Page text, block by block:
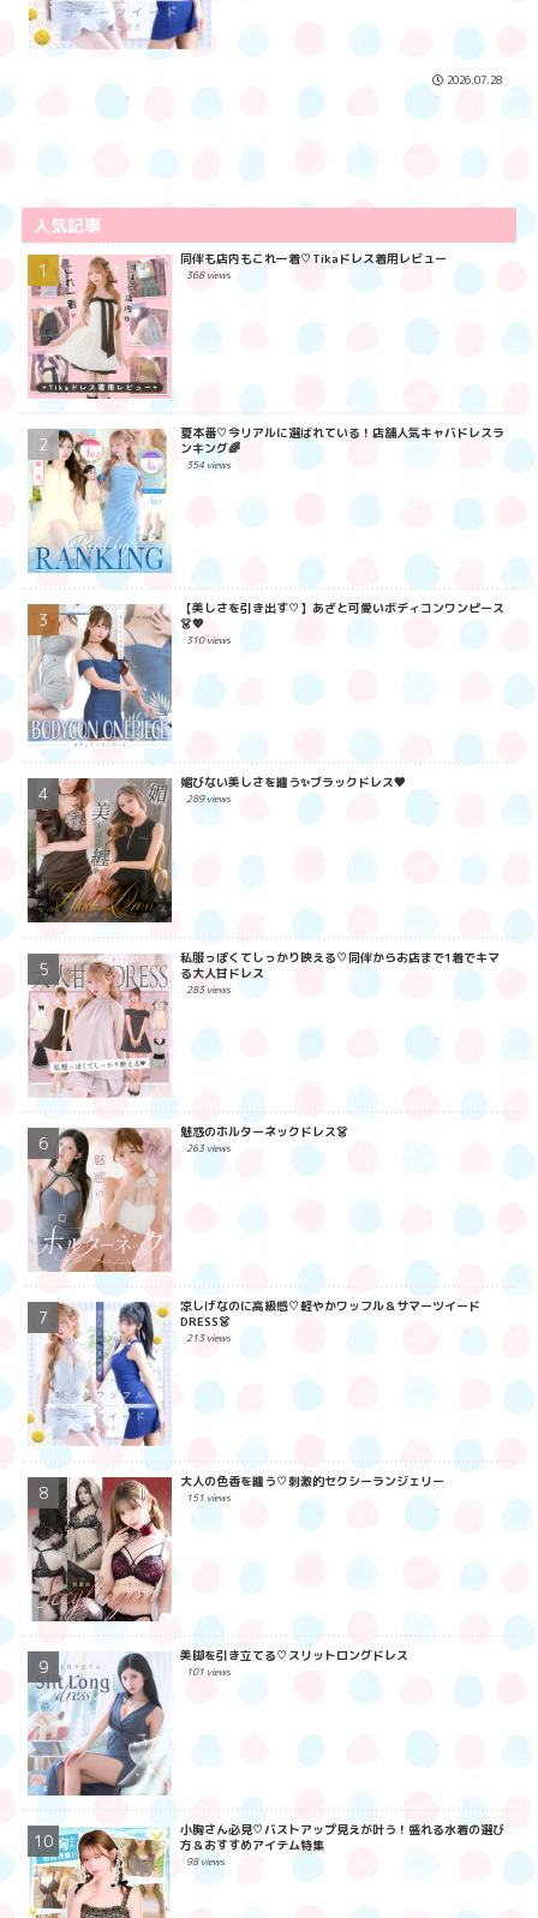
2026.07.28
人気記事
同伴も店内もこれ一着♡Tikaドレス着用レビュー
368 views
夏本番♡今リアルに選ばれている！店舗人気キャバドレスラ
ンキング🌈
354 views
【美しさを引き出す♡】あざと可愛いボディコンワンピース
👗💖
310 views
媚びない美しさを纏う✨ブラックドレス🖤
289 views
私服っぽくてしっかり映える♡同伴からお店まで1着でキマ
る大人甘ドレス
283 views
魅惑のホルターネックドレス👗
263 views
涼しげなのに高級感♡軽やかワッフル＆サマーツイード
DRESS👗
213 views
大人の色香を纏う♡刺激的セクシーランジェリー
151 views
美脚を引き立てる♡スリットロングドレス
101 views
小胸さん必見♡バストアップ見えが叶う！盛れる水着の選び
方＆おすすめアイテム特集
98 views